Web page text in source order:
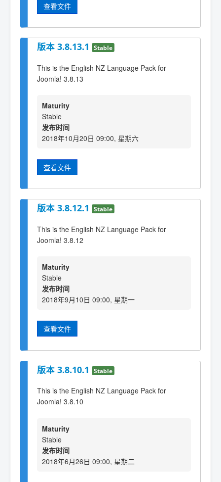
查看文件
版本 3.8.13.1 Stable
This is the English NZ Language Pack for
Joomla! 3.8.13
Maturity
Stable
发布时间
2018年10月20日 09:00, 星期六
查看文件
版本 3.8.12.1 Stable
This is the English NZ Language Pack for
Joomla! 3.8.12
Maturity
Stable
发布时间
2018年9月10日 09:00, 星期一
查看文件
版本 3.8.10.1 Stable
This is the English NZ Language Pack for
Joomla! 3.8.10
Maturity
Stable
发布时间
2018年6月26日 09:00, 星期二